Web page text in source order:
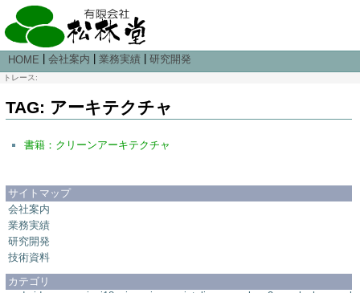
HOME 会社案内 業務実績| 研究開発
トレース:
TAG: アーキテクチャ
書籍：クリーンアーキテクチャ
サイトマップ
会社案内
業務実績
研究開発
技術資料
カテゴリ